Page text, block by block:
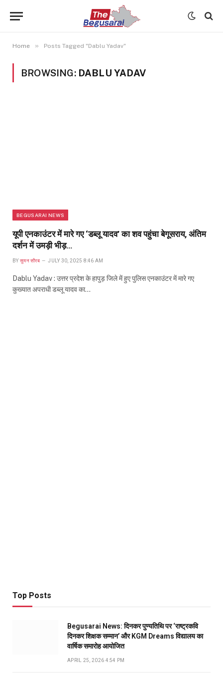
Home » Posts Tagged "Dablu Yadav"
BROWSING: DABLU YADAV
BEGUSARAI NEWS
यूपी एनकाउंटर में मारे गए ‘डब्लू यादव’ का शव पहुंचा बेगूसराय, अंतिम
दर्शन में उमड़ी भीड़…
BY सुमन सौरब JULY 30, 2025 8:46 AM
Dablu Yadav : उत्तर प्रदेश के हापुड़ जिले में हुए पुलिस एनकाउंटर में मारे गए
कुख्यात अपराधी डब्लू यादव का…
Top Posts
Begusarai News: दिनकर पुण्यतिथि पर ‘राष्ट्रकवि
दिनकर शिक्षक सम्मान’ और KGM Dreams विद्यालय का
वार्षिक समारोह आयोजित
APRIL 25, 2026 4:54 PM